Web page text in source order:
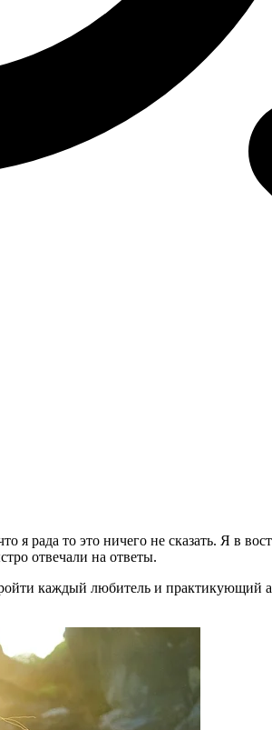
рада то это ничего не сказать. Я в
отвечали на ответы.
каждый любитель и практикующий